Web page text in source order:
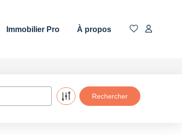
Immobilier Pro À propos